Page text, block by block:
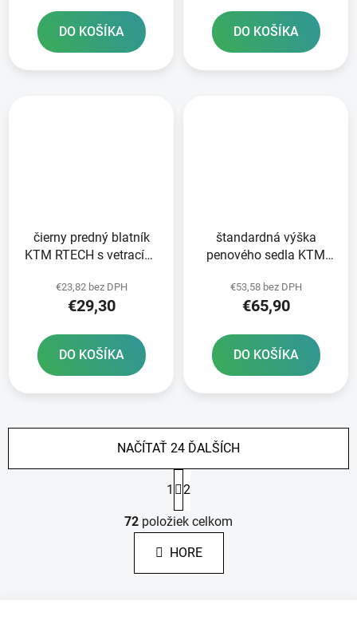
DO KOŠÍKA DO KOŠÍKA
čierny predný blatník
KTM RTECH s vetracími
€23,82 bez DPH
€29,30
DO KOŠÍKA
štandardná výška
penového sedla KTM
€53,58 bez DPH
€65,90
DO KOŠÍKA
O
v
l
á
d
NAČÍTAŤ 24 ĎALŠÍCH
t
r
á
n
k
1 2
72 položiek celkom
HORE